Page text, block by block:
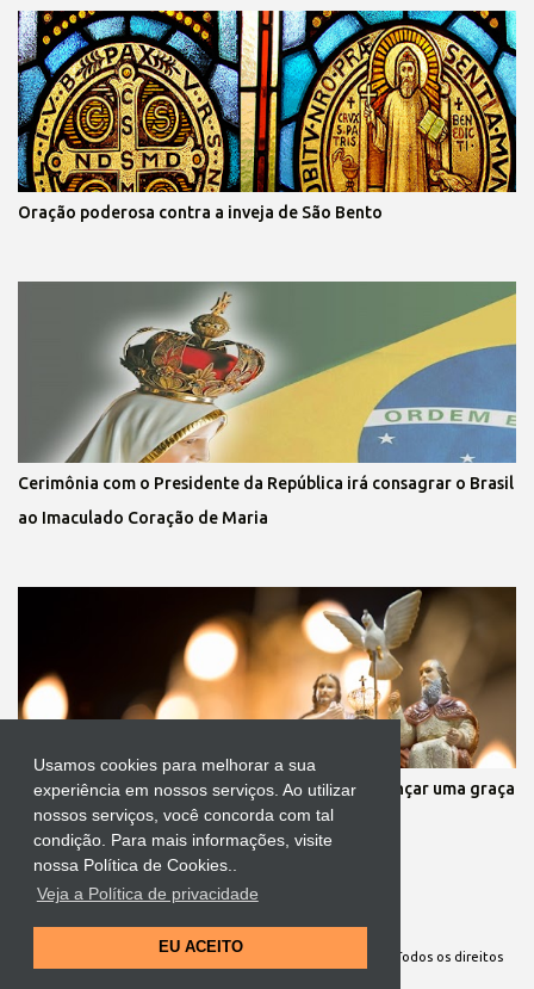
Usamos cookies para melhorar a sua
experiência em nossos serviços. Ao utilizar
nossos serviços, você concorda com tal
condição. Para mais informações, visite
nossa Política de Cookies..
Veja a Política de privacidade
EU ACEITO
Oração poderosa contra a inveja de São Bento
Cerimônia com o Presidente da República irá consagrar o Brasil
ao Imaculado Coração de Maria
Oração a infalível ao Divino Pai Eterno para alcançar uma graça
Tecnologia do Blogger
Site Oficial da Comunidade Nossa Senhora cuida de mim. Todos os direitos